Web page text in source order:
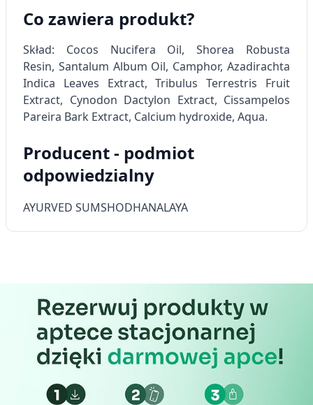
Co zawiera produkt?
Skład: Cocos Nucifera Oil, Shorea Robusta
Resin, Santalum Album Oil, Camphor, Azadirachta
Indica Leaves Extract, Tribulus Terrestris Fruit
Extract, Cynodon Dactylon Extract, Cissampelos
Pareira Bark Extract, Calcium hydroxide, Aqua.
Producent - podmiot
odpowiedzialny
AYURVED SUMSHODHANALAYA
Identyfikowanie urządzeń na podstawie
Cele przetwarzania inne niż IAB:
Niezbędne
Wydajność (Performance)